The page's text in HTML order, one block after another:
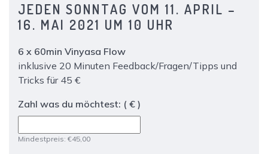
JEDEN SONNTAG VOM 11. APRIL –
16. MAI 2021 UM 10 UHR
6 x 60min Vinyasa Flow
inklusive 20 Minuten Feedback/Fragen/Tipps und
Tricks für 45 €
Zahl was du möchtest: ( € )
Mindestpreis: €45,00